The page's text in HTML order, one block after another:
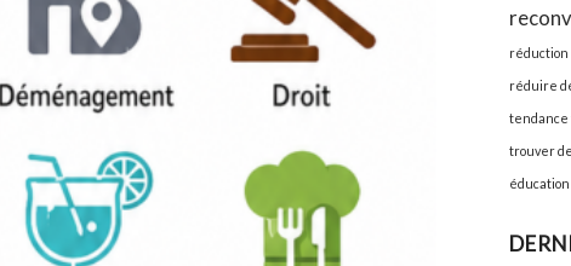
réduire
tendance
trouver